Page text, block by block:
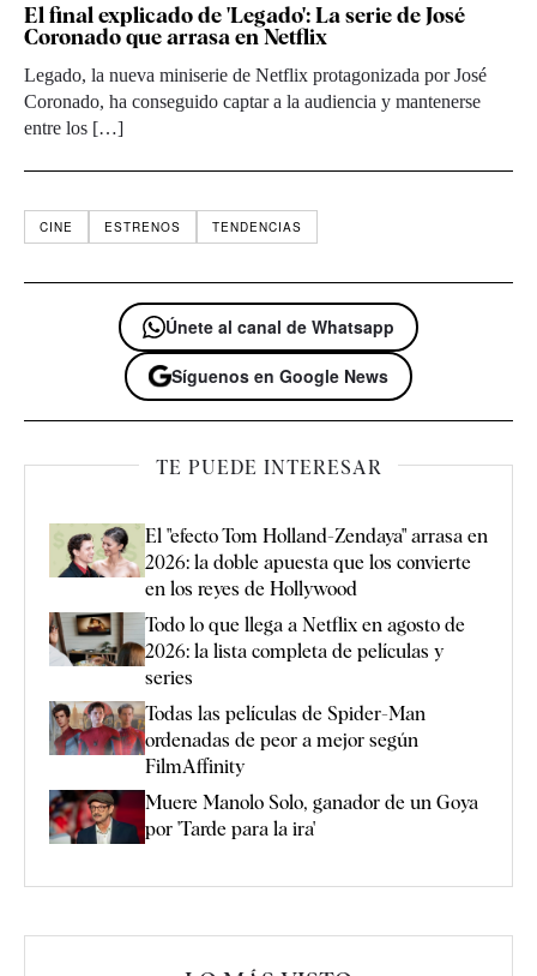
El final explicado de 'Legado': La serie de José
Coronado que arrasa en Netflix
Legado, la nueva miniserie de Netflix protagonizada por José
Coronado, ha conseguido captar a la audiencia y mantenerse
entre los […]
CINE ESTRENOS TENDENCIAS
Únete al canal de Whatsapp
Síguenos en Google News
TE PUEDE INTERESAR
El "efecto Tom Holland-Zendaya" arrasa en
2026: la doble apuesta que los convierte
en los reyes de Hollywood
Todo lo que llega a Netflix en agosto de
2026: la lista completa de películas y
series
Todas las películas de Spider-Man
ordenadas de peor a mejor según
FilmAffinity
Muere Manolo Solo, ganador de un Goya
por 'Tarde para la ira'